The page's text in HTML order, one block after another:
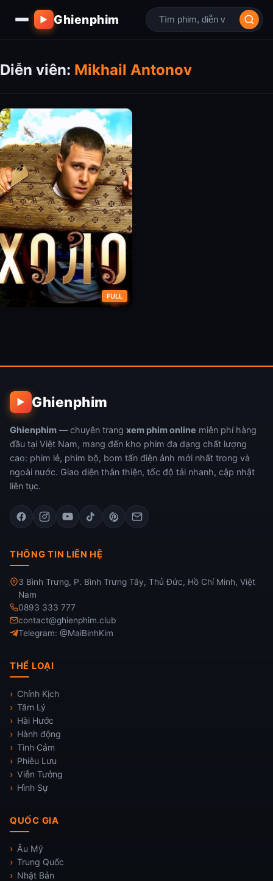
▶ Ghienphim
Diễn viên: Mikhail Antonov
FULL
▶ Ghienphim
Ghienphim — chuyên trang xem phim online miễn phí hàng
đầu tại Việt Nam, mang đến kho phim đa dạng chất lượng
cao: phim lẻ, phim bộ, bom tấn điện ảnh mới nhất trong và
ngoài nước. Giao diện thân thiện, tốc độ tải nhanh, cập nhật
liên tục.
THÔNG TIN LIÊN HỆ
3 Bình Trưng, P. Bình Trưng Tây, Thủ Đức, Hồ Chí Minh, Việt
Nam
0893 333 777
contact@ghienphim.club
Telegram: @MaiBinhKim
THỂ LOẠI
Chính Kịch
Tâm Lý
Hài Hước
Hành động
Tình Cảm
Phiêu Lưu
Viễn Tưởng
Hình Sự
QUỐC GIA
Âu Mỹ
Trung Quốc
Nhật Bản